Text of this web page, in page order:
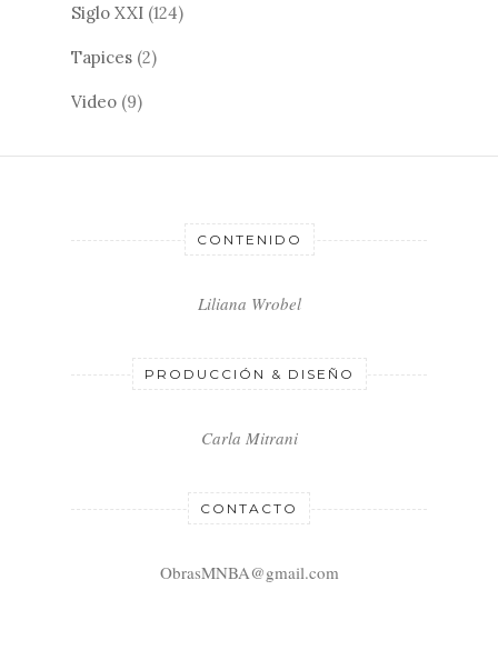
Siglo XXI (124)
Tapices (2)
Video (9)
CONTENIDO
Liliana Wrobel
PRODUCCIÓN & DISEÑO
Carla Mitrani
CONTACTO
ObrasMNBA@gmail.com